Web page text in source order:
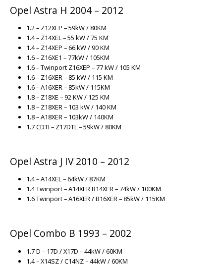
Opel Astra H 2004 – 2012
1.2 – Z12XEP – 59kW / 80KM
1.4 – Z14XEL – 55 kW / 75 KM
1.4 – Z14XEP – 66 kW / 90 KM
1.6 – Z16XE1 – 77kW / 105KM
1.6 – Twinport Z16XEP – 77 kW / 105 KM
1.6 – Z16XER – 85 kW / 115 KM
1.6 – A16XER – 85kW / 115KM
1.8 – Z18XE – 92 KW / 125 KM
1.8 – Z18XER – 103 kW / 140 KM
1.8 – A18XER – 103kW / 140KM
1.7 CDTI – Z17DTL – 59kW / 80KM
Opel Astra J IV 2010 – 2012
1.4 – A14XEL – 64kW / 87KM
1.4 Twinport – A14XER B14XER – 74kW / 100KM
1.6 Twinport – A16XER / B16XER – 85kW / 115KM
Opel Combo B 1993 – 2002
1.7 D – 17D / X17D – 44kW / 60KM
1.4 – X14SZ / C14NZ – 44kW / 60KM